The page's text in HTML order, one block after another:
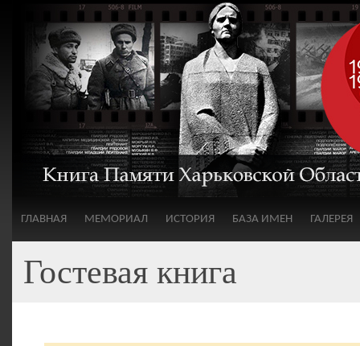
ГЛАВНАЯ МЕМОРИАЛ ИСТОРИЯ БАЗА ИМЕН ГАЛЕРЕЯ
Гостевая книга